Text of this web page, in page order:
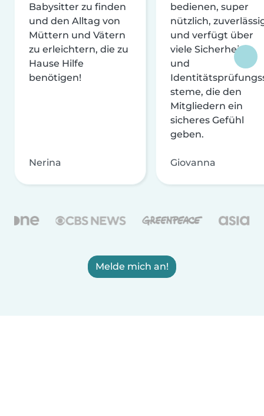
Babysitter zu finden
und den Alltag von
Müttern und Vätern
zu erleichtern, die zu
Hause Hilfe
benötigen!
Nerina
bedienen, super
nützlich,
und verfügt über
viele Sicherheits-
und
steme, die den
Mitgliedern ein
sicheres Gefühl
geben.
Giovanna
Melde mich an!